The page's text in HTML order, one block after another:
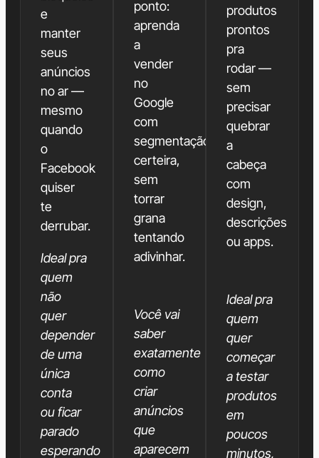
e
manter
seus
anúncios
no ar —
mesmo
quando
o
Facebook
quiser
te
derrubar.
Ideal pra
quem
não
quer
depender
de uma
única
conta
ou ficar
parado
esperando
ponto:
aprenda
a
vender
no
Google
com
segmentação
certeira,
sem
torrar
grana
tentando
adivinhar.
Você vai
saber
exatamente
como
criar
anúncios
que
aparecem
produtos
prontos
pra
rodar —
sem
precisar
quebrar
a
cabeça
com
design,
descrições
ou apps.
Ideal pra
quem
quer
começar
a testar
produtos
em
poucos
minutos,